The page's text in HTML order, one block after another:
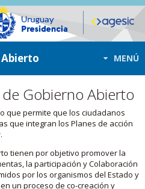
MENÚ
Gobierno Abierto
que permite que los ciudadanos
que integran los Planes de acción
tienen por objetivo promover la
la participación y Colaboración
por los organismos del Estado y
un proceso de co-creación y